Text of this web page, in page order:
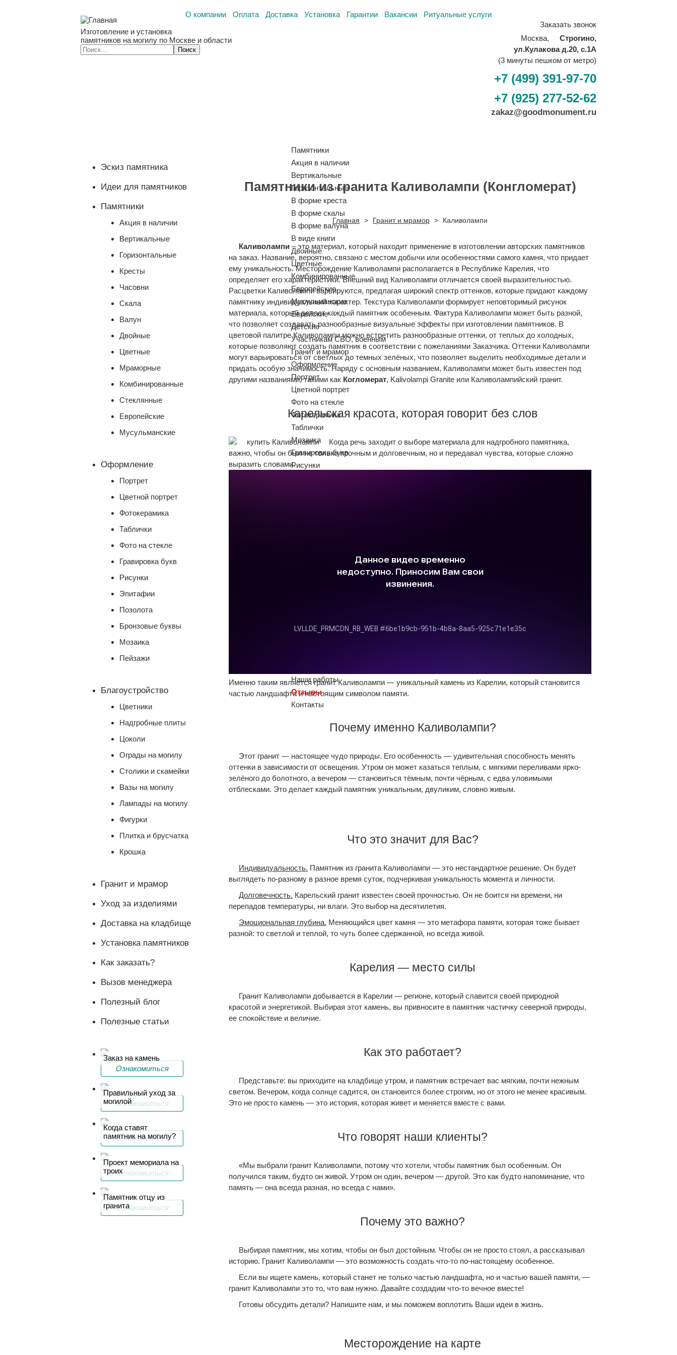
О компании Оплата Доставка Установка Гарантии Вакансии
Ритуальные услуги
Изготовление и установка
памятников на могилу по Москве и области
Заказать звонок
Москва,
Строгино,
ул.Кулакова д.20, с.1А
(3 минуты пешком от метро)
+7 (499) 391-97-70
+7 (925) 277-52-62
zakaz@goodmonument.ru
Памятники
Акция в наличии
Вертикальные
Горизонтальные
В форме креста
В форме скалы
В форме валуна
В виде книги
Двойные
Цветные
Комбинированные
Европейские
Мусульманские
Еврейские
Детские
Участникам СВО, военным
Гранит и мрамор
Оформление
Портрет
Цветной портрет
Фото на стекле
Фотокерамика
Таблички
Мозаика
Гравировка букв
Рисунки
Ограды на могилу
Лампады на могилу
Наши работы
Отзывы
Контакты
Эскиз памятника
Идеи для памятников
Памятники
Акция в наличии
Вертикальные
Горизонтальные
Кресты
Часовни
Скала
Валун
Двойные
Цветные
Мраморные
Комбинированные
Стеклянные
Европейские
Мусульманские
Оформление
Портрет
Цветной портрет
Фотокерамика
Таблички
Фото на стекле
Гравировка букв
Рисунки
Эпитафии
Позолота
Бронзовые буквы
Мозаика
Пейзажи
Благоустройство
Цветники
Надгробные плиты
Цоколи
Ограды на могилу
Столики и скамейки
Вазы на могилу
Лампады на могилу
Фигурки
Плитка и брусчатка
Крошка
Гранит и мрамор
Уход за изделиями
Доставка на кладбище
Установка памятников
Как заказать?
Вызов менеджера
Полезный блог
Полезные статьи
Заказ на камень
Ознакомиться
Правильный уход за
могилой
Ознакомиться
Когда ставят
памятник на могилу?
Ознакомиться
Проект мемориала на
троихОзнакомиться
Памятник отцу из
гранитаОзнакомиться
Памятники из гранита Каливолампи (Конгломерат)
Главная > Гранит и мрамор > Каливолампи
Каливолампи – это материал, который находит применение в изготовлении авторских памятников
на заказ. Название, вероятно, связано с местом добычи или особенностями самого камня, что придает
ему уникальность. Месторождение Каливолампи располагается в Республике Карелия, что
определяет его характеристики. Внешний вид Каливолампи отличается своей выразительностью.
Расцветки Каливолампи варьируются, предлагая широкий спектр оттенков, которые придают каждому
памятнику индивидуальный характер. Текстура Каливолампи формирует неповторимый рисунок
материала, который делает каждый памятник особенным. Фактура Каливолампи может быть разной,
что позволяет создавать разнообразные визуальные эффекты при изготовлении памятников. В
цветовой палитре Каливолампи можно встретить разнообразные оттенки, от теплых до холодных,
которые позволяют создать памятник в соответствии с пожеланиями Заказчика. Оттенки Каливолампи
могут варьироваться от светлых до темных зелёных, что позволяет выделить необходимые детали и
придать особую значимость. Наряду с основным названием, Каливолампи может быть известен под
другими названиями, такими как Когломерат, Kalivolampi Granite или Каливолампийский гранит.
Карельская красота, которая говорит без слов
Когда речь заходит о выборе материала для надгробного памятника,
важно, чтобы он был не только прочным и долговечным, но и передавал чувства, которые сложно
выразить словами.
Именно таким является гранит Каливолампи — уникальный камень из Карелии, который становится
частью ландшафта и настоящим символом памяти.
Почему именно Каливолампи?
Этот гранит — настоящее чудо природы. Его особенность — удивительная способность менять
оттенки в зависимости от освещения. Утром он может казаться теплым, с мягкими переливами ярко-
зелёного до болотного, а вечером — становиться тёмным, почти чёрным, с едва уловимыми
отблесками. Это делает каждый памятник уникальным, двуликим, словно живым.
Что это значит для Вас?
Индивидуальность. Памятник из гранита Каливолампи — это нестандартное решение. Он будет
выглядеть по-разному в разное время суток, подчеркивая уникальность момента и личности.
Долговечность. Карельский гранит известен своей прочностью. Он не боится ни времени, ни
перепадов температуры, ни влаги. Это выбор на десятилетия.
Эмоциональная глубина. Меняющийся цвет камня — это метафора памяти, которая тоже бывает
разной: то светлой и теплой, то чуть более сдержанной, но всегда живой.
Карелия — место силы
Гранит Каливолампи добывается в Карелии — регионе, который славится своей природной
красотой и энергетикой. Выбирая этот камень, вы привносите в памятник частичку северной природы,
ее спокойствие и величие.
Как это работает?
Представьте: вы приходите на кладбище утром, и памятник встречает вас мягким, почти нежным
светом. Вечером, когда солнце садится, он становится более строгим, но от этого не менее красивым.
Это не просто камень — это история, которая живет и меняется вместе с вами.
Что говорят наши клиенты?
«Мы выбрали гранит Каливолампи, потому что хотели, чтобы памятник был особенным. Он
получился таким, будто он живой. Утром он один, вечером — другой. Это как будто напоминание, что
память — она всегда разная, но всегда с нами».
Почему это важно?
Выбирая памятник, мы хотим, чтобы он был достойным. Чтобы он не просто стоял, а рассказывал
историю. Гранит Каливолампи — это возможность создать что-то по-настоящему особенное.
Если вы ищете камень, который станет не только частью ландшафта, но и частью вашей памяти, —
гранит Каливолампи это то, что вам нужно. Давайте создадим что-то вечное вместе!
Готовы обсудить детали? Напишите нам, и мы поможем воплотить Ваши идеи в жизнь.
Месторождение на карте